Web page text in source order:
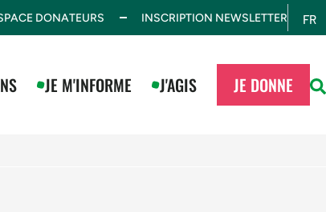
DONATEURS INSCRIPTION NEWSLETTER FR
ES
JE M'INFORME J'AGIS JE DONNE